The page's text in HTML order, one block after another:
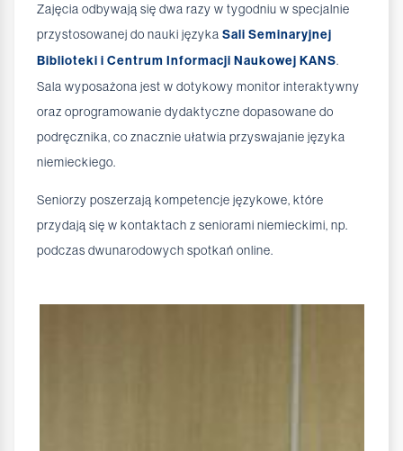
Zajęcia odbywają się dwa razy w tygodniu w specjalnie
przystosowanej do nauki języka Sali Seminaryjnej
Biblioteki i Centrum Informacji Naukowej KANS.
Sala wyposażona jest w dotykowy monitor interaktywny
oraz oprogramowanie dydaktyczne dopasowane do
podręcznika, co znacznie ułatwia przyswajanie języka
niemieckiego.
Seniorzy poszerzają kompetencje językowe, które
przydają się w kontaktach z seniorami niemieckimi, np.
podczas dwunarodowych spotkań online.